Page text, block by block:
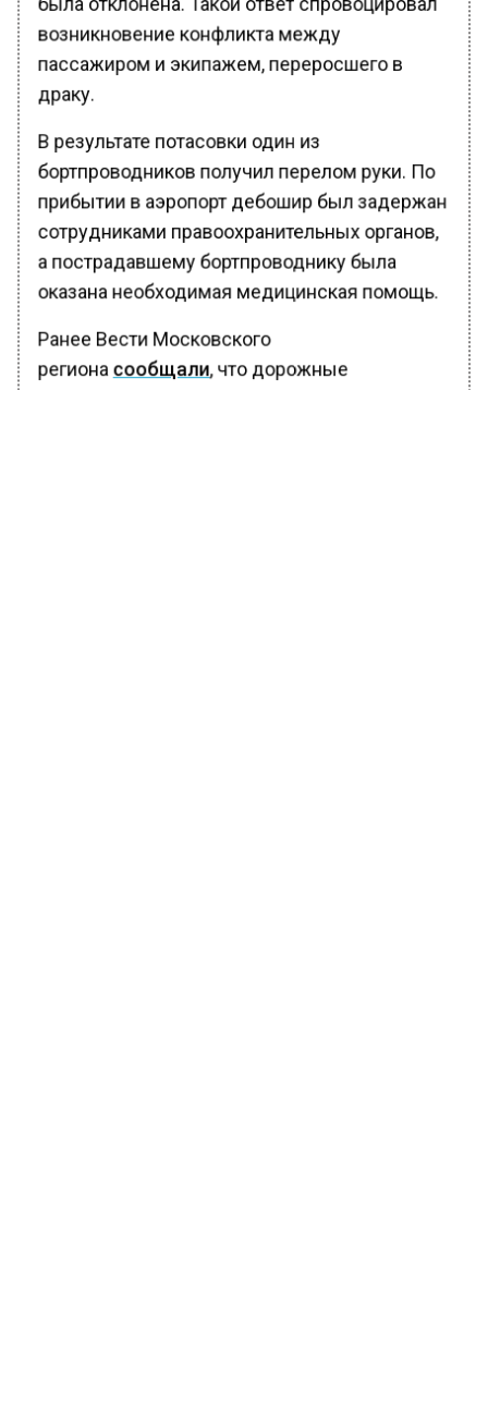
возникновение конфликта между
пассажиром и экипажем, переросшего в
драку.
В результате потасовки один из
бортпроводников получил перелом руки. По
прибытии в аэропорт дебошир был задержан
сотрудниками правоохранительных органов,
а пострадавшему бортпроводнику была
оказана необходимая медицинская помощь.
Ранее Вести Московского
регионасообщали, что дорожные